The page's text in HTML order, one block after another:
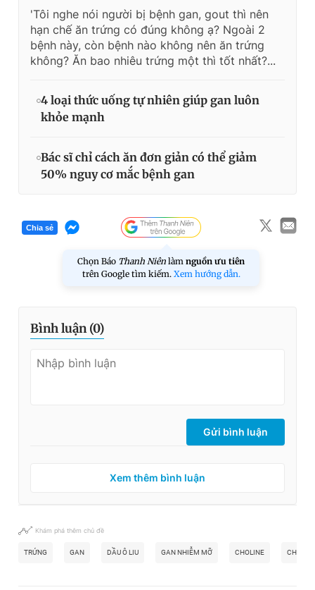
'Tôi nghe nói người bị bệnh gan, gout thì nên
hạn chế ăn trứng có đúng không ạ? Ngoài 2
bệnh này, còn bệnh nào không nên ăn trứng
không? Ăn bao nhiêu trứng một thì tốt nhất?...
4 loại thức uống tự nhiên giúp gan luôn
khỏe mạnh
Bác sĩ chỉ cách ăn đơn giản có thể giảm
50% nguy cơ mắc bệnh gan
Chia sẻ
Chọn Báo Thanh Niên làm nguồn ưu tiên
trên Google tìm kiếm. Xem hướng dẫn.
Bình luận (0)
Gửi bình luận
Xem thêm bình luận
Khám phá thêm chủ đề
TRỨNG GAN DẦU Ô LIU GAN NHIỄM MỠ CHOLINE CHẤT